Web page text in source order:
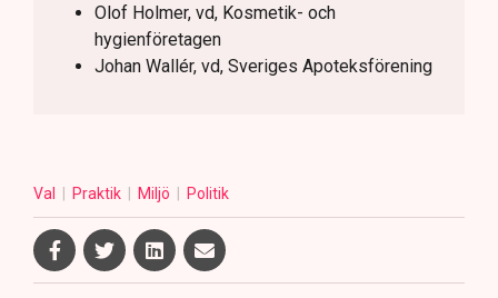
Olof Holmer, vd, Kosmetik- och
hygienföretagen
Johan Wallér, vd, Sveriges Apoteksförening
Val Praktik Miljö Politik